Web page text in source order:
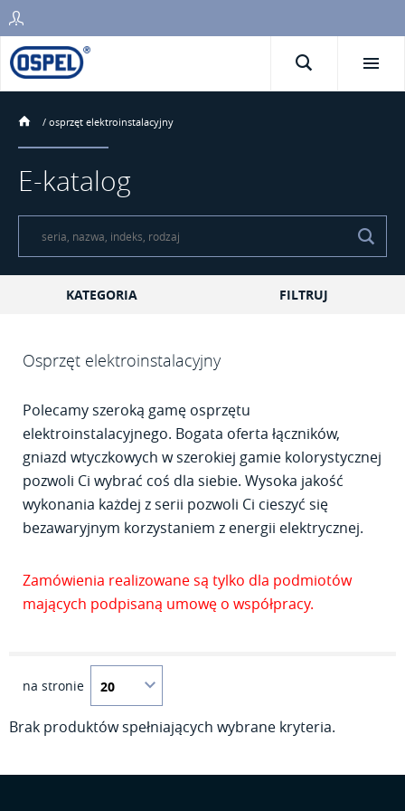
/ osprzęt elektroinstalacyjny
E-katalog
KATEGORIA FILTRUJ
Osprzęt elektroinstalacyjny
Polecamy szeroką gamę osprzętu
elektroinstalacyjnego. Bogata oferta łączników,
gniazd wtyczkowych w szerokiej gamie kolorystycznej
pozwoli Ci wybrać coś dla siebie. Wysoka jakość
wykonania każdej z serii pozwoli Ci cieszyć się
bezawaryjnym korzystaniem z energii elektrycznej.
Zamówienia realizowane są tylko dla podmiotów
mających podpisaną umowę o współpracy.
na stronie
Brak produktów spełniających wybrane kryteria.